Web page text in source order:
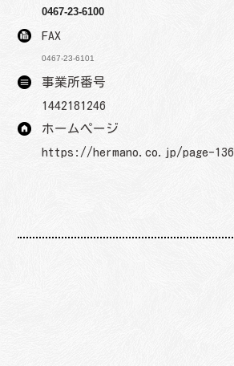
0467-23-6100
FAX
0467-23-6101
事業所番号
1442181246
ホームページ
https://hermano.co.jp/page-136